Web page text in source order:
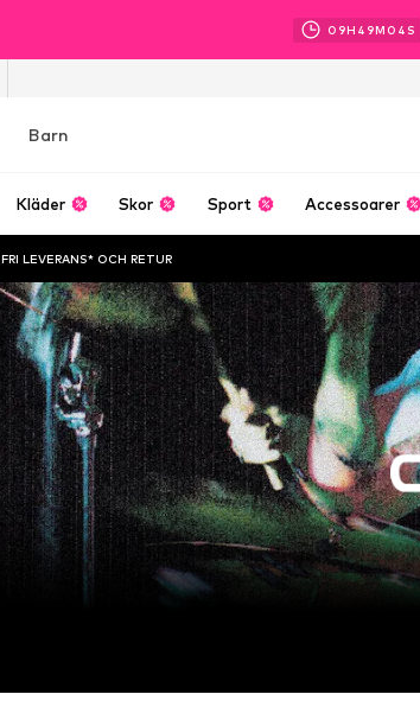
09H 49M 02 S
Barn
Kläder Skor Sport Accessoarer
FRI LEVERANS* OCH RETUR